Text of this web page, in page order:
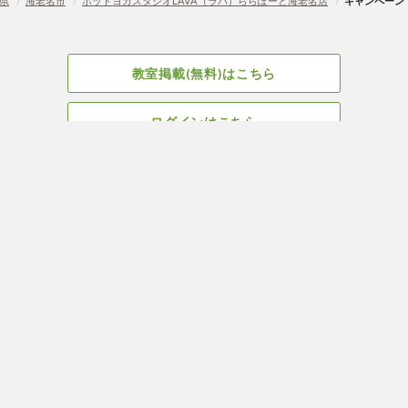
教室掲載(無料)はこちら
ログインはこちら